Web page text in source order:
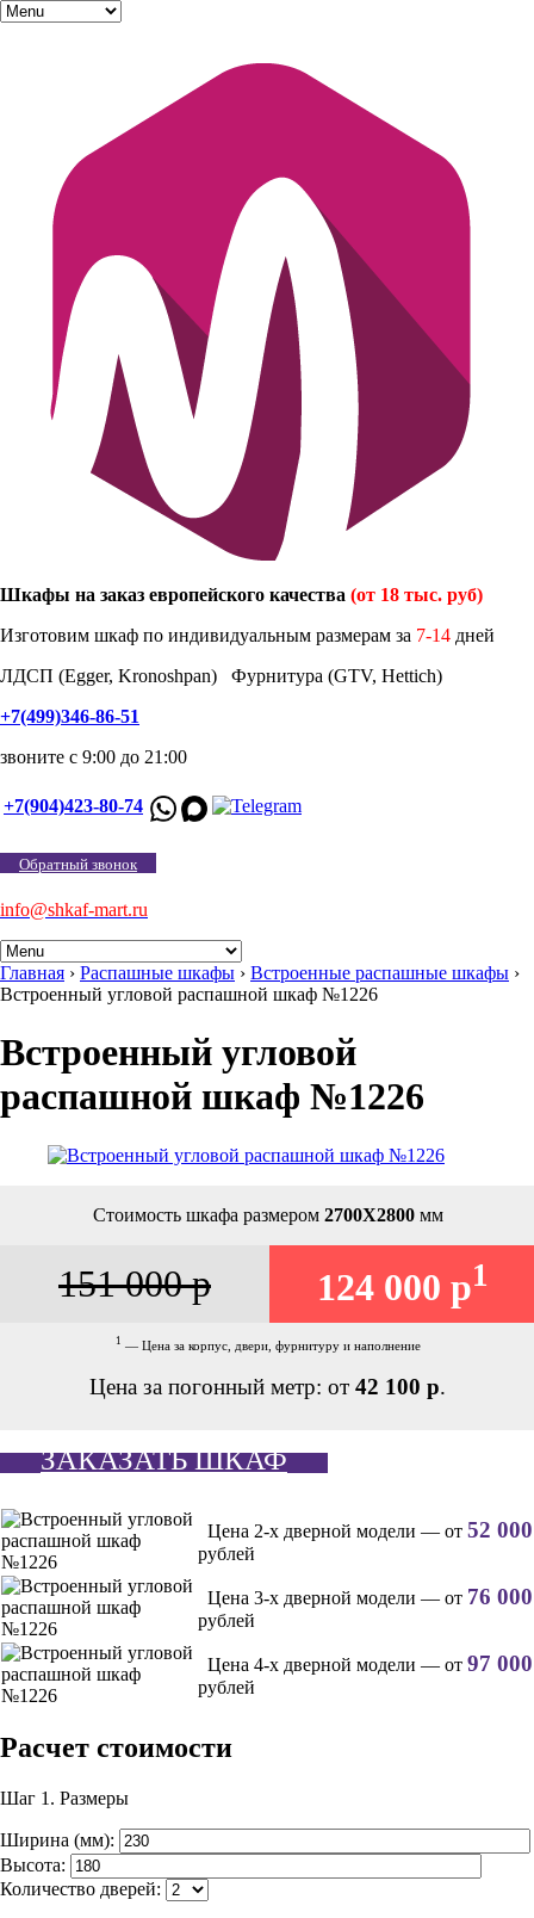
Шкафы на заказ европейского качества (от 18 тыс. руб)
Изготовим шкаф по индивидуальным размерам за 7-14 дней
ЛДСП (Egger, Kronoshpan) Фурнитура (GTV, Hettich)
+7(499)346-86-51
звоните с 9:00 до 21:00
+7(904)423-80-74
Обратный звонок
info@shkaf-mart.ru
Главная › Распашные шкафы › Встроенные распашные шкафы ›
Встроенный угловой распашной шкаф №1226
Встроенный угловой
распашной шкаф №1226
Стоимость шкафа размером 2700Х2800мм
151 000 р 124 000 р1
1 — Цена за корпус, двери, фурнитуру и наполнение
Цена за погонный метр: от 42 100 р.
ЗАКАЗАТЬ ШКАФ
Цена 2-х дверной модели — от 52 000
рублей
Цена 3-х дверной модели — от 76 000
рублей
Цена 4-х дверной модели — от 97 000
рублей
Расчет стоимости
Шаг 1. Размеры
Ширина (мм):
Высота:
Количество дверей: